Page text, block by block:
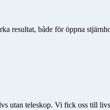
resultat, både för öppna
utan teleskop. Vi fick oss till